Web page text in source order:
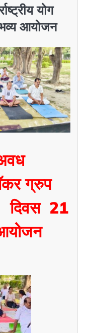
योग
आयोजन
ग्रुप
दिवस 21